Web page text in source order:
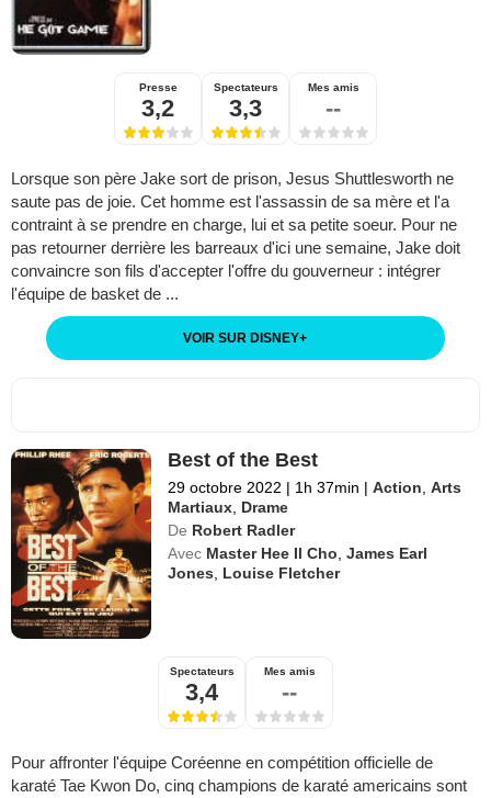
Presse
3,2
Spectateurs
3,3
Mes amis
--
Lorsque son père Jake sort de prison, Jesus Shuttlesworth ne
saute pas de joie. Cet homme est l'assassin de sa mère et l'a
contraint à se prendre en charge, lui et sa petite soeur. Pour ne
pas retourner derrière les barreaux d'ici une semaine, Jake doit
convaincre son fils d'accepter l'offre du gouverneur : intégrer
l'équipe de basket de ...
VOIR SUR DISNEY+
Best of the Best
29 octobre 2022 | 1h 37min | Action ,Arts
Martiaux Drame
De Robert Radler
Avec Master Hee Il Cho ,James Earl
Jones
Louise Fletcher
Spectateurs
3,4
Mes amis
--
Pour affronter l'équipe Coréenne en compétition officielle de
karaté Tae Kwon Do, cinq champions de karaté americains sont